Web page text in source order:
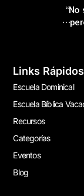
Links Rápidos
Escuela Dominical
Escuela Bíblica
Recursos
Categorías
Eventos
Blog